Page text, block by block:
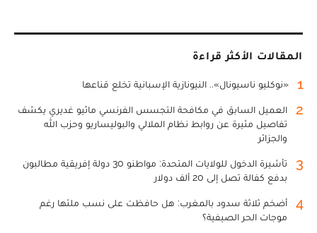
المقالات الأكثر قراءة
1 «نوكليو ناسيونال».. النيونازية الإسبانية تخلع قناعها
2
العميل السابق في مكافحة التجسس الفرنسي ماثيو غديري يكشف
تفاصيل مثيرة عن روابط نظام الملالي والبوليساريو وحزب الله
والجزائر
3
تأشيرة الدخول للولايات المتحدة: مواطنو 30 دولة إفريقية مطالبون
بدفع كفالة تصل إلى 20 ألف دولار
4
أضخم ثلاثة سدود بالمغرب: هل حافظت على نسب ملئها رغم
موجات الحر الصيفية؟